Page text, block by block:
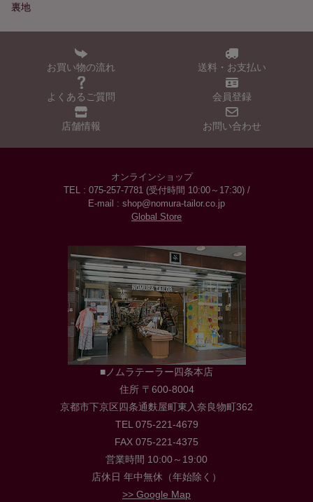
裏地
お買い物の流れ 送料・お支払い
よくあるご質問 会員登録
店舗情報 お問い合わせ
オンラインショップ
TEL : 075-257-7781 (受付時間 10:00～17:30) /
E-mail : shop@nomura-tailor.co.jp
Global Store
■ノムラテーラー四条本店
住所 〒600-8004
京都市下京区四条通麩屋町東入奈良物町362
TEL 075-221-4679
FAX 075-221-4375
営業時間 10:00～19:00
店休日 年中無休（年始除く）
>> Google Map